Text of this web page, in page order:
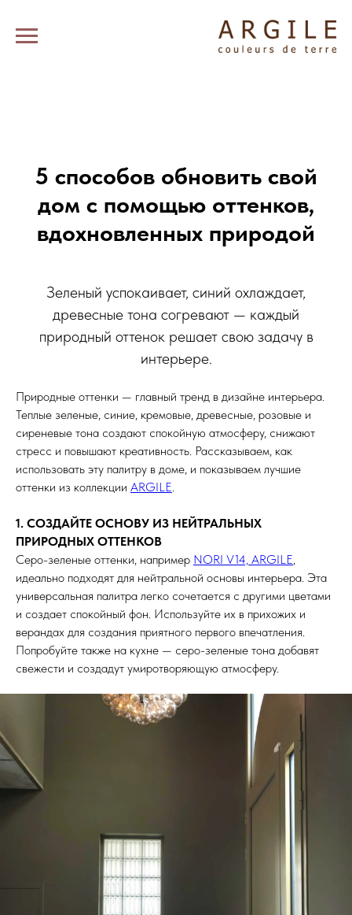
5 способов обновить свой
дом с помощью оттенков,
вдохновленных природой
Зеленый успокаивает, синий охлаждает,
древесные тона согревают — каждый
природный оттенок решает свою задачу в
интерьере.
Природные оттенки — главный тренд в дизайне интерьера.
Теплые зеленые, синие, кремовые, древесные, розовые и
сиреневые тона создают спокойную атмосферу, снижают
стресс и повышают креативность. Рассказываем, как
использовать эту палитру в доме, и показываем лучшие
оттенки из коллекции ARGILE.
1. СОЗДАЙТЕ ОСНОВУ ИЗ НЕЙТРАЛЬНЫХ
ПРИРОДНЫХ ОТТЕНКОВ
Серо-зеленые оттенки, например NORI V14, ARGILE,
идеально подходят для нейтральной основы интерьера. Эта
универсальная палитра легко сочетается с другими цветами
и создает спокойный фон. Используйте их в прихожих и
верандах для создания приятного первого впечатления.
Попробуйте также на кухне — серо-зеленые тона добавят
свежести и создадут умиротворяющую атмосферу.